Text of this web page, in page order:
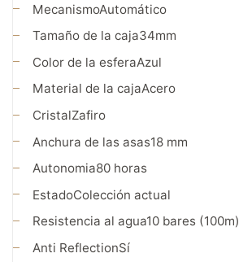
MecanismoAutomático
Tamaño de la caja34mm
Color de la esferaAzul
Material de la cajaAcero
CristalZafiro
Anchura de las asas18 mm
Autonomia80 horas
EstadoColección actual
Resistencia al agua10 bares (100m)
Anti ReflectionSí